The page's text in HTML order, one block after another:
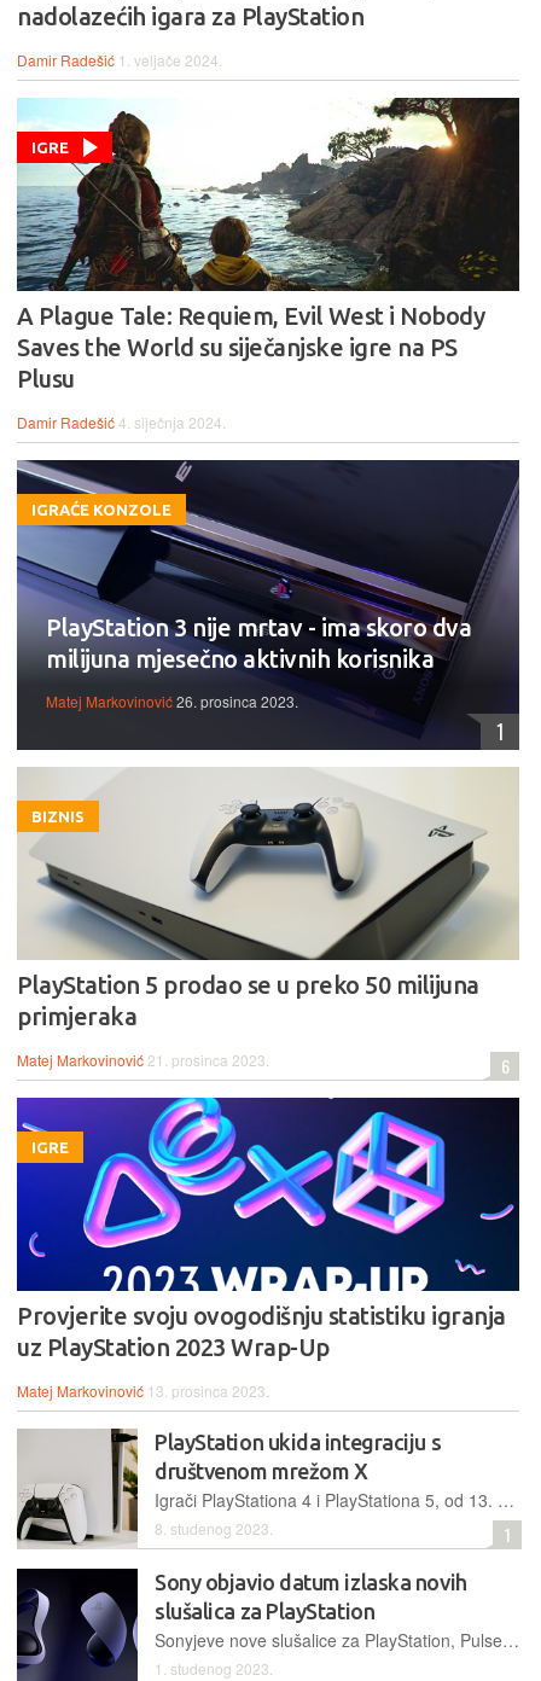
nadolazećih igara za PlayStation
Damir Radešić 1. veljače 2024.
IGRE
A Plague Tale: Requiem, Evil West i Nobody
Saves the World su siječanjske igre na PS
Plusu
Damir Radešić4. siječnja 2024.
IGRAĆE KONZOLE
PlayStation 3 nije mrtav - ima skoro dva
milijuna mjesečno aktivnih korisnika
Matej Markovinović26. prosinca 2023.
1
BIZNIS
PlayStation 5 prodao se u preko 50 milijuna
primjeraka
Matej Markovinović 21. prosinca 2023. 6
IGRE
Provjerite svoju ovogodišnju statistiku igranja
uz PlayStation 2023 Wrap-Up
Matej Markovinović 13. prosinca 2023.
PlayStation ukida integraciju s
društvenom mrežom X
Igrači PlayStationa 4 i PlayStationa 5, od 13. studenog više neće moći koristiti X na svojim konzolama. To uključuje i dijeljenje snimaka iz igara što su mnogi činili
8. studenog 2023. 1
Sony objavio datum izlaska novih
slušalica za PlayStation
Sonyjeve nove slušalice za PlayStation, Pulse Explore i Elite, moći će se prednaručiti već od 9. studenog
1. studenog 2023.